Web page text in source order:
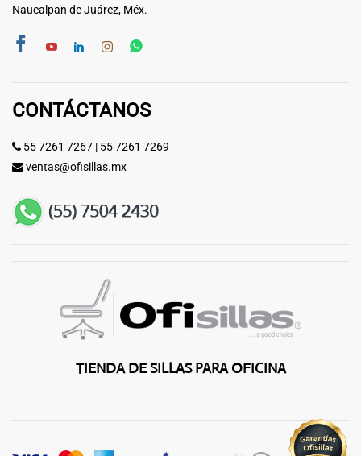
Naucalpan de Juárez, Méx.
CONTÁCTANOS
55 7261 7267 | 55 7261 7269
ventas@ofisillas.mx
TIENDA DE SILLAS PARA OFICINA